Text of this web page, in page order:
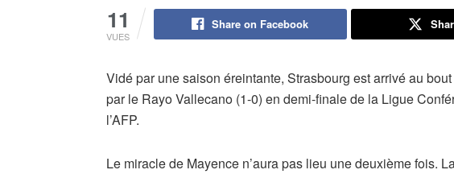
11
VUES
Share on Facebook
Vidé par une saison éreintante, Strasbourg est arrivé au
par le Rayo Vallecano (1-0) en demi-finale de la Ligue
l’AFP.
Le miracle de Mayence n’aura pas lieu une deuxième fois.